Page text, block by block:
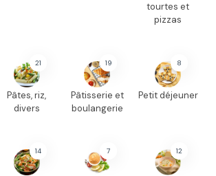
tourtes et
pizzas
21
Pâtes, riz,
divers
19
Pâtisserie et
boulangerie
8
Petit déjeuner
14 7 12